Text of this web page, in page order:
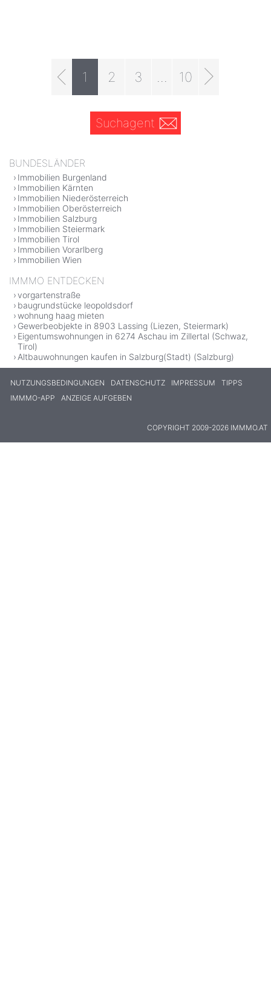
1 2 3 10
Suchagent
BUNDESLÄNDER
Immobilien Burgenland
Immobilien Kärnten
Immobilien Niederösterreich
Immobilien Oberösterreich
Immobilien Salzburg
Immobilien Steiermark
Immobilien Tirol
Immobilien Vorarlberg
Immobilien Wien
IMMMO ENTDECKEN
vorgartenstraße
baugrundstücke leopoldsdorf
wohnung haag mieten
Gewerbeobjekte in 8903 Lassing (Liezen, Steiermark)
Eigentumswohnungen in 6274 Aschau im Zillertal (Schwaz,
Tirol)
Altbauwohnungen kaufen in Salzburg(Stadt) (Salzburg)
NUTZUNGSBEDINGUNGEN DATENSCHUTZ IMPRESSUM
TIPPS
IMMMO-APP
ANZEIGE AUFGEBEN
COPYRIGHT 2009-2026 IMMMO.AT